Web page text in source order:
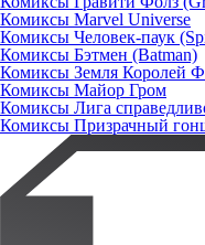
Комиксы Marvel Universe
Комиксы Человек-паук
Комиксы Бэтмен (Batman)
Комиксы Земля Королей
Комиксы Майор Гром
Комиксы Лига
Комиксы Призрачный